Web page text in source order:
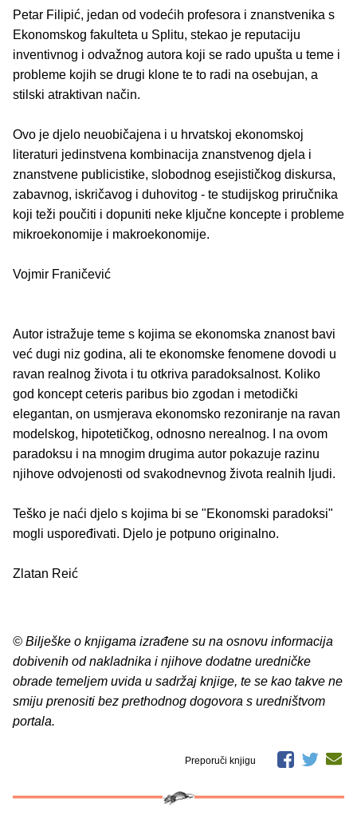
Petar Filipić, jedan od vodećih profesora i znanstvenika s
Ekonomskog fakulteta u Splitu, stekao je reputaciju
inventivnog i odvažnog autora koji se rado upušta u teme i
probleme kojih se drugi klone te to radi na osebujan, a
stilski atraktivan način.
Ovo je djelo neuobičajena i u hrvatskoj ekonomskoj
literaturi jedinstvena kombinacija znanstvenog djela i
znanstvene publicistike, slobodnog esejističkog diskursa,
zabavnog, iskričavog i duhovitog - te studijskog priručnika
koji teži poučiti i dopuniti neke ključne koncepte i probleme
mikroekonomije i makroekonomije.
Vojmir Franičević
Autor istražuje teme s kojima se ekonomska znanost bavi
već dugi niz godina, ali te ekonomske fenomene dovodi u
ravan realnog života i tu otkriva paradoksalnost. Koliko
god koncept ceteris paribus bio zgodan i metodički
elegantan, on usmjerava ekonomsko rezoniranje na ravan
modelskog, hipotetičkog, odnosno nerealnog. I na ovom
paradoksu i na mnogim drugima autor pokazuje razinu
njihove odvojenosti od svakodnevnog života realnih ljudi.
Teško je naći djelo s kojima bi se "Ekonomski paradoksi"
mogli uspoređivati. Djelo je potpuno originalno.
Zlatan Reić
© Bilješke o knjigama izrađene su na osnovu informacija
dobivenih od nakladnika i njihove dodatne uredničke
obrade temeljem uvida u sadržaj knjige, te se kao takve ne
smiju prenositi bez prethodnog dogovora s uredništvom
portala.
Preporuči knjigu